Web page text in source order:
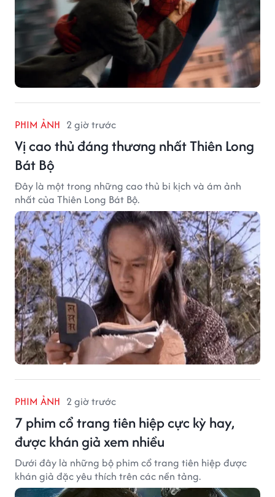
PHIM ẢNH 2 giờ trước
Vị cao thủ đáng thương nhất Thiên Long
Bát Bộ
Đây là một trong những cao thủ bi kịch và ám ảnh
nhất của Thiên Long Bát Bộ.
PHIM ẢNH 2 giờ trước
7 phim cổ trang tiên hiệp cực kỳ hay,
được khán giả xem nhiều
Dưới đây là những bộ phim cổ trang tiên hiệp được
khán giả đặc yêu thích trên các nền tảng.